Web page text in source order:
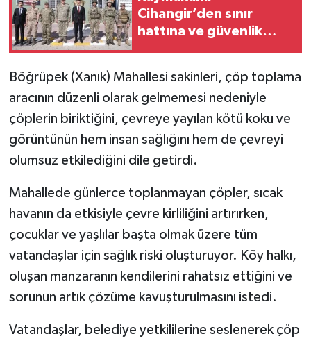
Cihangir’den sınır
hattına ve güvenlik
Böğrüpek (Xanık) Mahallesi sakinleri, çöp toplama
aracının düzenli olarak gelmemesi nedeniyle
çöplerin biriktiğini, çevreye yayılan kötü koku ve
görüntünün hem insan sağlığını hem de çevreyi
olumsuz etkilediğini dile getirdi.
Mahallede günlerce toplanmayan çöpler, sıcak
havanın da etkisiyle çevre kirliliğini artırırken,
çocuklar ve yaşlılar başta olmak üzere tüm
vatandaşlar için sağlık riski oluşturuyor. Köy halkı,
oluşan manzaranın kendilerini rahatsız ettiğini ve
sorunun artık çözüme kavuşturulmasını istedi.
Vatandaşlar, belediye yetkililerine seslenerek çöp